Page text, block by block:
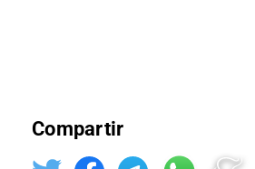
Compartir